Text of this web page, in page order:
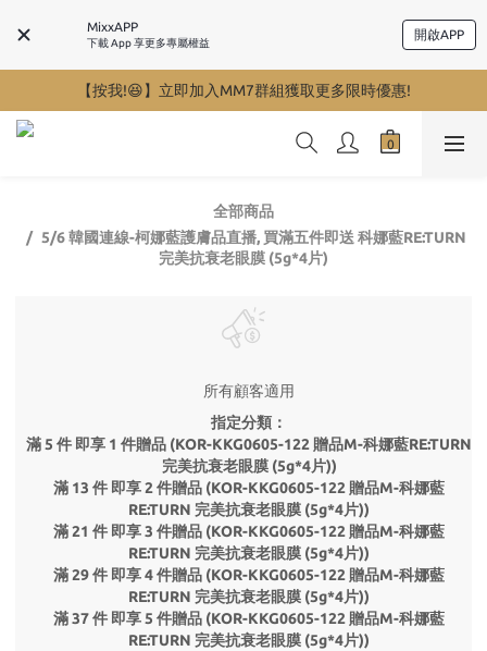
MixxAPP
下載 App 享更多專屬權益
開啟APP
【按我!😆】立即加入MM7群組獲取更多限時優惠!
全部商品
5/6 韓國連線-柯娜藍護膚品直播, 買滿五件即送 科娜藍RE:TURN
完美抗衰老眼膜 (5g*4片)
所有顧客適用
指定分類：
滿 5 件 即享 1 件贈品 (KOR-KKG0605-122 贈品M-科娜藍RE:TURN
完美抗衰老眼膜 (5g*4片))
滿 13 件 即享 2 件贈品 (KOR-KKG0605-122 贈品M-科娜藍
RE:TURN 完美抗衰老眼膜 (5g*4片))
滿 21 件 即享 3 件贈品 (KOR-KKG0605-122 贈品M-科娜藍
RE:TURN 完美抗衰老眼膜 (5g*4片))
滿 29 件 即享 4 件贈品 (KOR-KKG0605-122 贈品M-科娜藍
RE:TURN 完美抗衰老眼膜 (5g*4片))
滿 37 件 即享 5 件贈品 (KOR-KKG0605-122 贈品M-科娜藍
RE:TURN 完美抗衰老眼膜 (5g*4片))